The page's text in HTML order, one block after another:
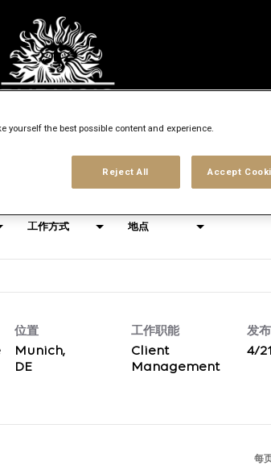
工作方式 地点
位置
Munich,
工作职能
Client
Management
发
4/
每
yourself the best possible content and experience.
Reject All Accept